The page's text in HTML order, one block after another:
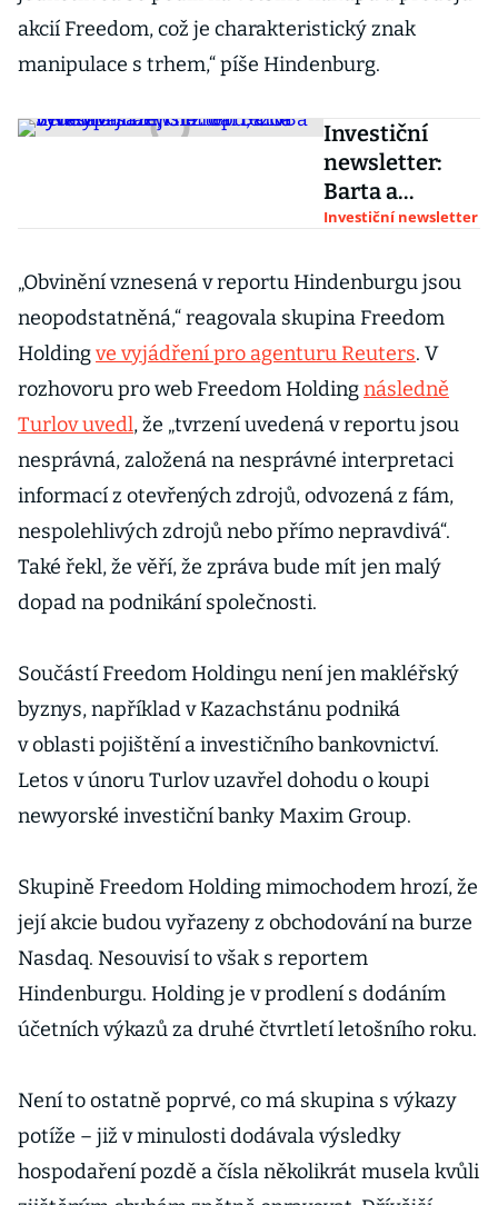
akcií Freedom, což je charakteristický znak
manipulace s trhem,“ píše Hindenburg.
Investiční
newsletter:
Barta a
Šenkypl sázejí
vyřadila jüan,
ČEZ dál těžce
Investiční newsletter
„Obvinění vznesená v reportu Hindenburgu jsou
neopodstatněná,“ reagovala skupina Freedom
Holdingve vyjádření pro agenturu Reuters. V
rozhovoru pro web Freedom Holdingnásledně
Turlov uvedl, že „tvrzení uvedená v reportu jsou
nesprávná, založená na nesprávné interpretaci
informací z otevřených zdrojů, odvozená z fám,
nespolehlivých zdrojů nebo přímo nepravdivá“.
Také řekl, že věří, že zpráva bude mít jen malý
dopad na podnikání společnosti.
Součástí Freedom Holdingu není jen makléřský
byznys, například v Kazachstánu podniká
v oblasti pojištění a investičního bankovnictví.
Letos v únoru Turlov uzavřel dohodu o koupi
newyorské investiční banky Maxim Group.
Skupině Freedom Holding mimochodem hrozí, že
její akcie budou vyřazeny z obchodování na burze
Nasdaq. Nesouvisí to však s reportem
Hindenburgu. Holding je v prodlení s dodáním
účetních výkazů za druhé čtvrtletí letošního roku.
Není to ostatně poprvé, co má skupina s výkazy
potíže – již v minulosti dodávala výsledky
hospodaření pozdě a čísla několikrát musela kvůli